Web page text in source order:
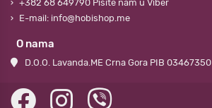
+382 68 649790 Pišite nam u Viber
E-mail: info@hobishop.me
O nama
D.O.O. Lavanda.ME Crna Gora PIB 03467350